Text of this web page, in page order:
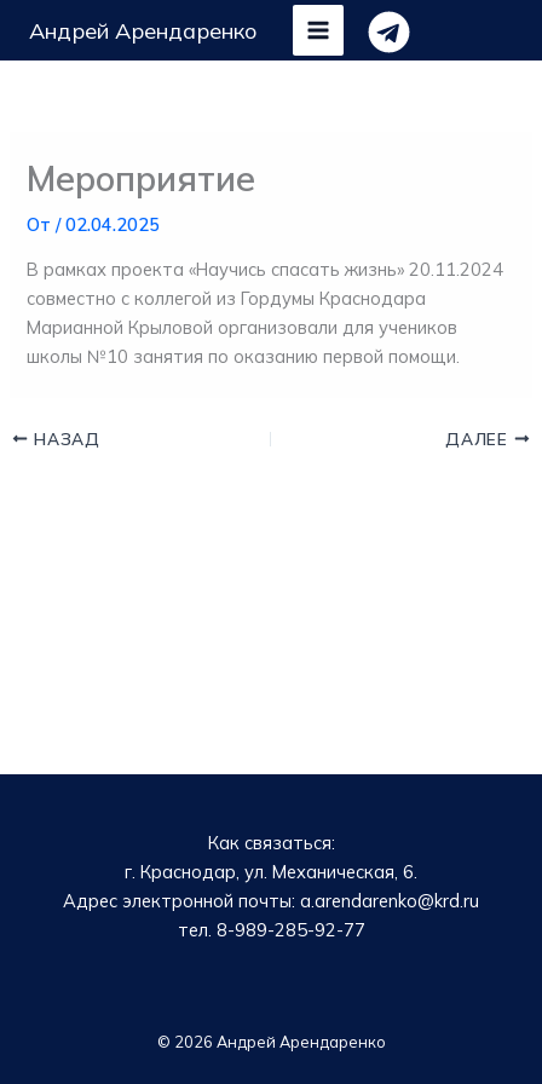
Андрей Арендаренко
Мероприятие
От/02.04.2025
В рамках проекта «Научись спасать жизнь» 20.11.2024
совместно с коллегой из Гордумы Краснодара
Марианной Крыловой организовали для учеников
школы №10 занятия по оказанию первой помощи.
НАЗАД ДАЛЕЕ
Как связаться:
г. Краснодар, ул. Механическая, 6.
Адрес электронной почты: a.arendarenko@krd.ru
тел. 8-989-285-92-77
© 2026 Андрей Арендаренко